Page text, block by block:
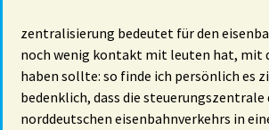
zentralisierung bedeutet für den
noch wenig kontakt mit leuten hat, mit
haben sollte: so finde ich persönlich es
bedenklich, dass die steuerungszentrale
norddeutschen eisenbahnverkehrs in